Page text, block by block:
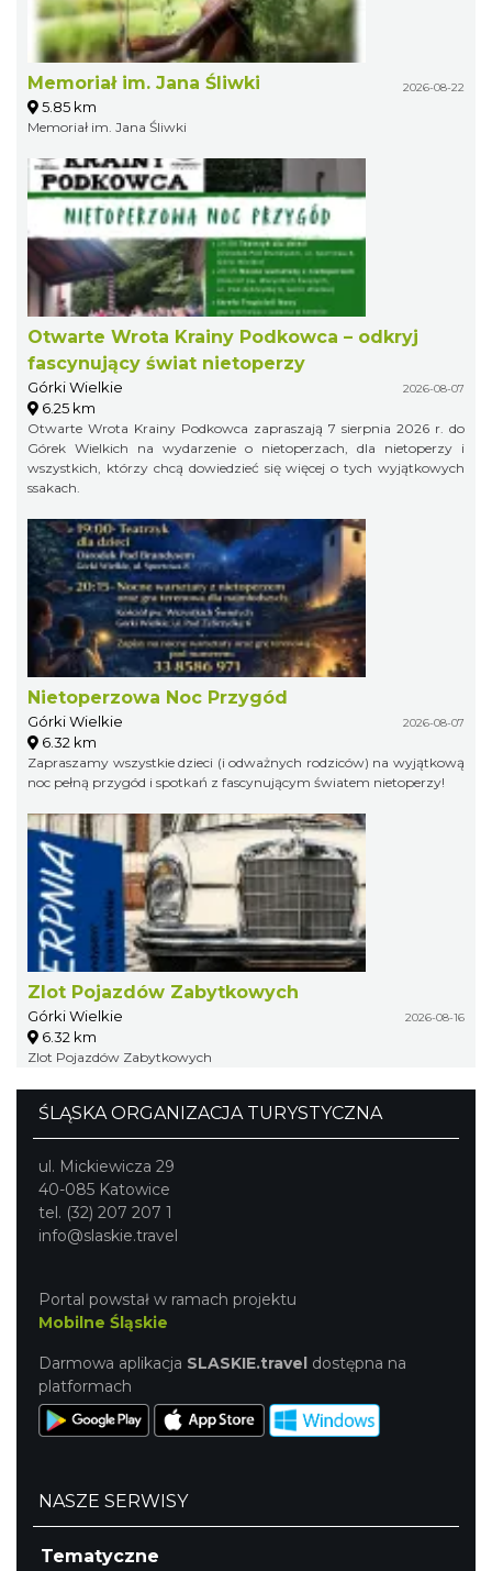
Memoriał im. Jana Śliwki 2026-08-22
5.85 km
Memoriał im. Jana Śliwki
Otwarte Wrota Krainy Podkowca – odkryj
fascynujący świat nietoperzy
Górki Wielkie 2026-08-07
6.25 km
Otwarte Wrota Krainy Podkowca zapraszają 7 sierpnia 2026 r. do
Górek Wielkich na wydarzenie o nietoperzach, dla nietoperzy i
wszystkich, którzy chcą dowiedzieć się więcej o tych wyjątkowych
ssakach.
Nietoperzowa Noc Przygód
Górki Wielkie 2026-08-07
6.32 km
Zapraszamy wszystkie dzieci (i odważnych rodziców) na wyjątkową
noc pełną przygód i spotkań z fascynującym światem nietoperzy!
Zlot Pojazdów Zabytkowych
Górki Wielkie 2026-08-16
6.32 km
Zlot Pojazdów Zabytkowych
ŚLĄSKA ORGANIZACJA TURYSTYCZNA
ul. Mickiewicza 29
40-085 Katowice
tel. (32) 207 207 1
info@slaskie.travel
Portal powstał w ramach projektu
Mobilne Śląskie
Darmowa aplikacja SLASKIE.travel dostępna na
platformach
NASZE SERWISY
Tematyczne